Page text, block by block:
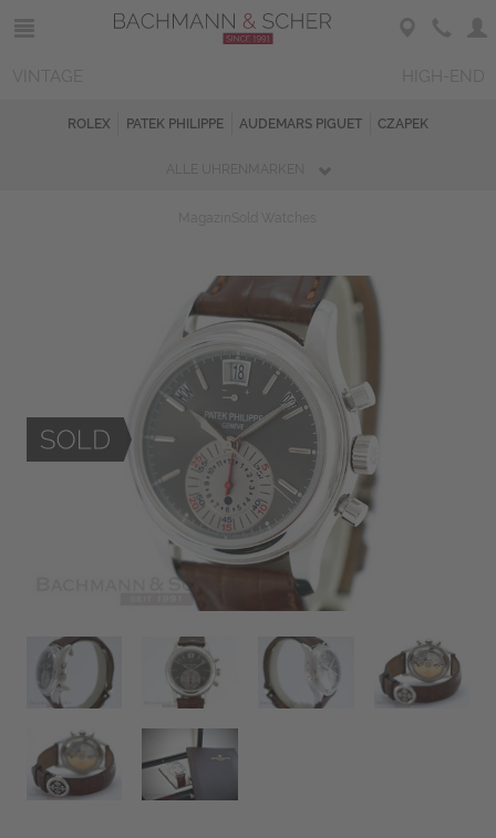
ROLEX PATEK PHILIPPE AUDEMARS PIGUET CZAPEK